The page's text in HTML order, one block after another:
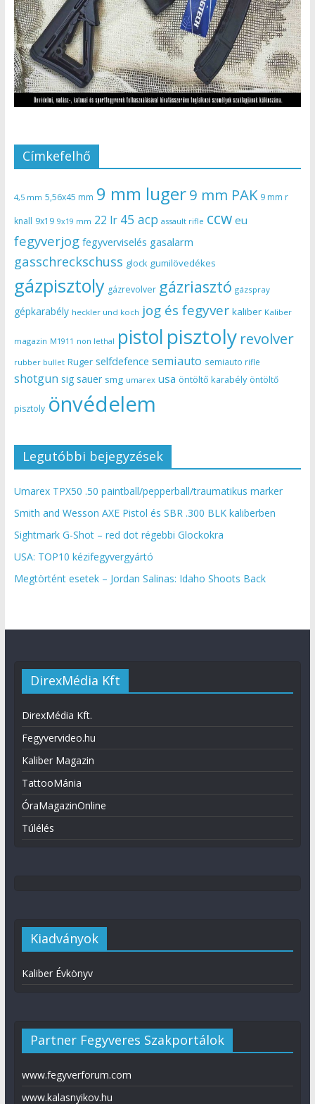
Címkefelhő
4,5 mm 5,56x45 mm 9 mm luger9 mm PAK 9 mm r
knall 9x19 9x19 mm 22 lr 45 acp assault rifle ccw eu
fegyverjog fegyverviselés gasalarm
gasschreckschuss glock gumilövedékes
gázpisztoly gázrevolver gázriasztó gázspray
gépkarabély heckler und koch jog és fegyver kaliber Kaliber
magazin M1911 non lethal pistol pisztoly revolver
rubber bullet Ruger selfdefence semiauto semiauto rifle
shotgun sig sauer smg umarex usa öntöltő karabély öntöltő
pisztoly önvédelem
Legutóbbi bejegyzések
Umarex TPX50 .50 paintball/pepperball/traumatikus marker
Smith and Wesson AXE Pistol és SBR .300 BLK kaliberben
Sightmark G-Shot – red dot régebbi Glockokra
USA: TOP10 kézifegyvergyártó
Megtörtént esetek – Jordan Salinas: Idaho Shoots Back
DirexMédia Kft
DirexMédia Kft.
Fegyvervideo.hu
Kaliber Magazin
TattooMánia
ÓraMagazinOnline
Túlélés
Kiadványok
Kaliber Évkönyv
Partner Fegyveres Szakportálok
www.fegyverforum.com
www.kalasnyikov.hu